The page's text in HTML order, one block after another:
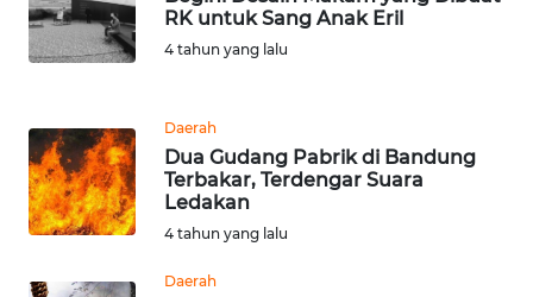
RK untuk Sang Anak Eril
4 tahun yang lalu
Daerah
Dua Gudang Pabrik di Bandung
Terbakar, Terdengar Suara
Ledakan
4 tahun yang lalu
Daerah
WN
BOGOR
DEPOK
WN
TAPANULI
UTARA